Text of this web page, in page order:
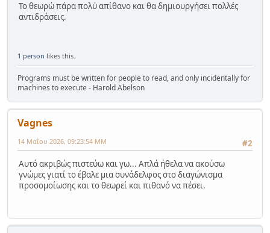
Το θεωρώ πάρα πολύ απίθανο και θα δημιουργήσει πολλές
αντιδράσεις.
1 person likes this.
Programs must be written for people to read, and only incidentally for
machines to execute - Harold Abelson
Vagnes
#2
14 Μαΐου 2026, 09:23:54 ΜΜ
Αυτό ακριβώς πιστεύω και γω... Απλά ήθελα να ακούσω
γνώμες γιατί το έβαλε μια συνάδελφος στο διαγώνισμα
προσομοίωσης και το θεωρεί και πιθανό να πέσει.